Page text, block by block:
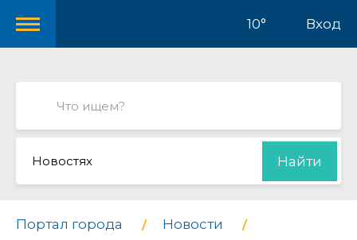
10° Вход
Новостях Найти
Портал города
Новости